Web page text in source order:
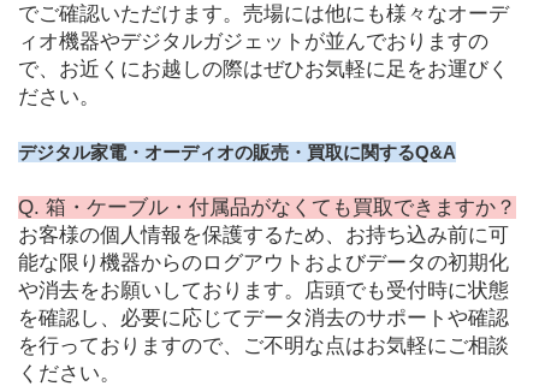
でご確認いただけます。売場には他にも様々なオーデ
ィオ機器やデジタルガジェットが並んでおりますの
で、お近くにお越しの際はぜひお気軽に足をお運びく
ださい。
デジタル家電・オーディオの販売・買取に関するQ&A
Q. 箱・ケーブル・付属品がなくても買取できますか？
お客様の個人情報を保護するため、お持ち込み前に可
能な限り機器からのログアウトおよびデータの初期化
や消去をお願いしております。店頭でも受付時に状態
を確認し、必要に応じてデータ消去のサポートや確認
を行っておりますので、ご不明な点はお気軽にご相談
ください。